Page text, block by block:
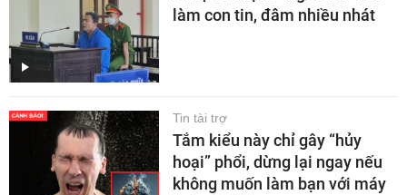
làm con tin, đâm nhiều nhát
Tin tài trợ
Tắm kiểu này chỉ gây “hủy
hoại” phổi, dừng lại ngay nếu
không muốn làm bạn với máy